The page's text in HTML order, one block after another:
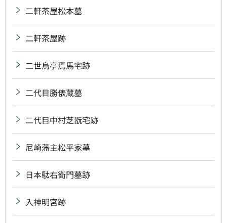
二軒茶屋松本墓
二軒茶屋跡
二世烏亭焉馬宅跡
二代目勝俵蔵墓
二代目中村芝翫宅跡
尼崎藩主松平家墓
日本駄右衛門墓跡
入神明宮跡